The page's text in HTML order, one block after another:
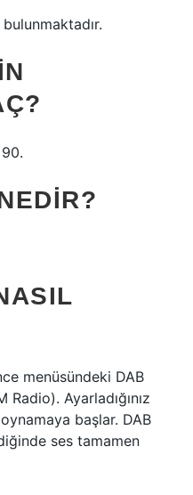
menüsündeki DAB
Ayarladığınız
başlar. DAB
ses tamamen